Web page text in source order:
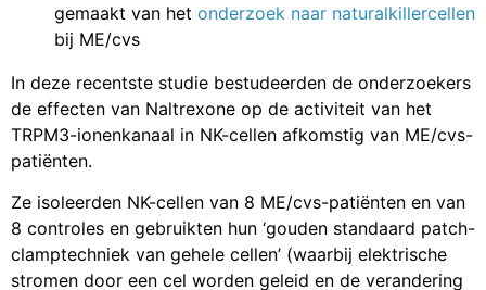
gemaakt van het onderzoek naar naturalkillercellen
bij ME/cvs
In deze recentste studie bestudeerden de onderzoekers
de effecten van Naltrexone op de activiteit van het
TRPM3-ionenkanaal in NK-cellen afkomstig van ME/cvs-
patiënten.
Ze isoleerden NK-cellen van 8 ME/cvs-patiënten en van
8 controles en gebruikten hun ‘gouden standaard patch-
clamptechniek van gehele cellen’ (waarbij elektrische
stromen door een cel worden geleid en de verandering